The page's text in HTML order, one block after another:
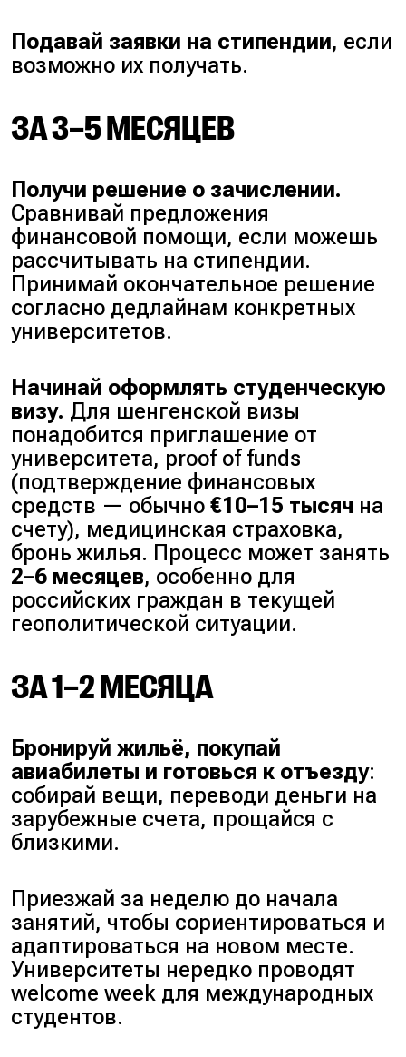
Подавай заявки на стипендии, если
возможно их получать.
ЗА 3–5 МЕСЯЦЕВ
Получи решение о зачислении.
Сравнивай предложения
финансовой помощи, если можешь
рассчитывать на стипендии.
Принимай окончательное решение
согласно дедлайнам конкретных
университетов.
Начинай оформлять студенческую
визу. Для шенгенской визы
понадобится приглашение от
университета, proof of funds
(подтверждение финансовых
средств — обычно€10–15 тысяч на
счету), медицинская страховка,
бронь жилья. Процесс может занять
2–6 месяцев, особенно для
российских граждан в текущей
геополитической ситуации.
ЗА 1–2 МЕСЯЦА
Бронируй жильё, покупай
авиабилеты и готовься к отъезду:
собирай вещи, переводи деньги на
зарубежные счета, прощайся с
близкими.
Приезжай за неделю до начала
занятий, чтобы сориентироваться и
адаптироваться на новом месте.
Университеты нередко проводят
welcome week для международных
студентов.